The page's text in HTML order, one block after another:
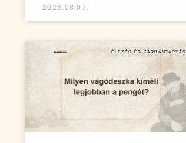
2026.08.07.
ÉLEZÉS ÉS KARBANTARTÁS